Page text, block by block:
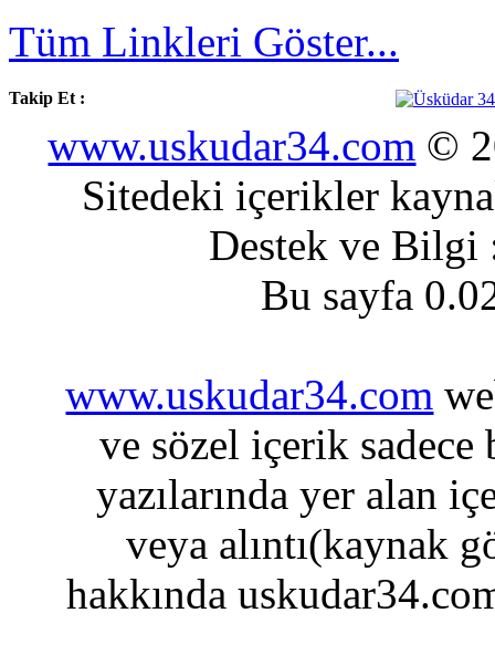
Tüm Linkleri Göster...
Takip Et :
www.uskudar34.com ©
Sitedeki içerikler
Destek ve
Bu sayfa
www.uskudar34.com
ve sözel içerik sadece
yazılarında yer alan
veya alıntı(kaynak
hakkında